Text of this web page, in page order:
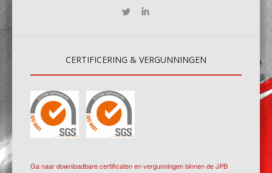
CERTIFICERING & VERGUNNINGEN
Ga naar downloadbare certificaten en vergunningen binnen de JPB